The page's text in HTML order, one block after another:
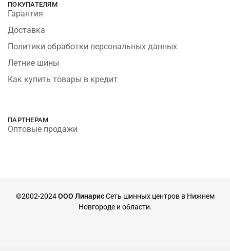
ПОКУПАТЕЛЯМ
Гарантия
Доставка
Политики обработки персональных данных
Летние шины
Как купить товары в кредит
ПАРТНЕРАМ
Оптовые продажи
©2002-2024ООО ЛинарисСеть шинных центров в Нижнем
Новгороде и области.